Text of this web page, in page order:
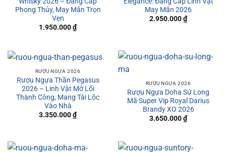
Phong Thủy, May Mắn Trọn
Vẹn
1.950.000₫
May Mắn 2026
2.950.000₫
RƯỢU NGỰA 2026
Rượu Ngựa Thần Pegasus
2026 – Linh Vật Mở Lối
Thành Công, Mang Tài Lộc
Vào Nhà
3.350.000₫
RƯỢU NGỰA 2026
Rượu Ngựa Doha Sứ Long
Mã Super Vip Royal Darius
Brandy XO 2026
3.650.000₫